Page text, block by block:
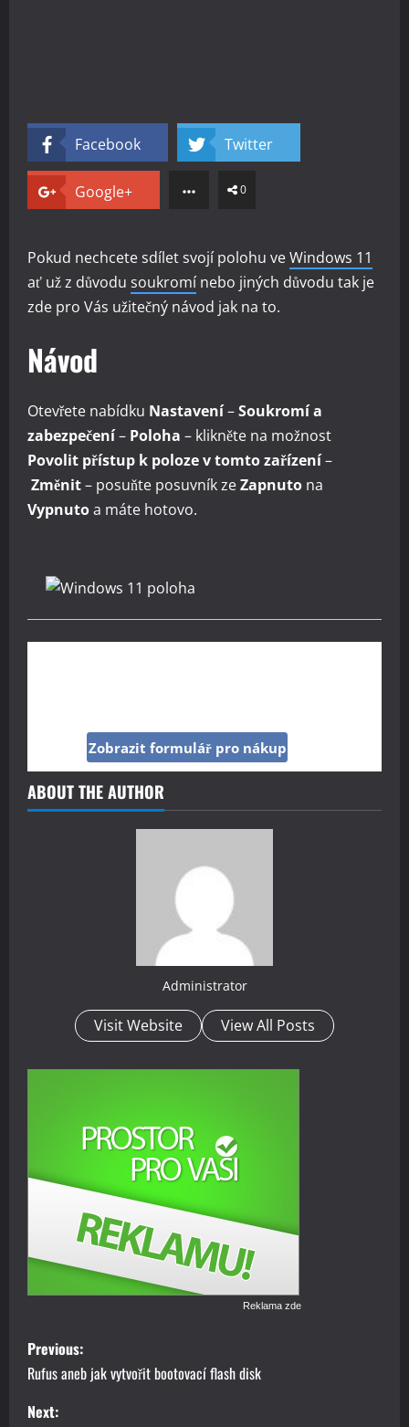
Facebook Twitter
Google+ 0
Pokud nechcete sdílet svojí polohu veWindows 11
ať už z důvodu soukromí nebo jiných důvodu tak je
zde pro Vás užitečný návod jak na to.
Návod
Otevřete nabídku Nastavení–Soukromí a
zabezpečení– Poloha – klikněte na možnost
Povolit přístup k poloze v tomto zařízení–
Změnit– posuňte posuvník zeZapnuto na
Vypnutoa máte hotovo.
Zobrazit formulář pro nákup
ABOUT THE AUTHOR
Administrator
Visit Website View All Posts
Reklama zde
P
o
s
Previous:
Rufus aneb jak vytvořit bootovací flash disk
Next: